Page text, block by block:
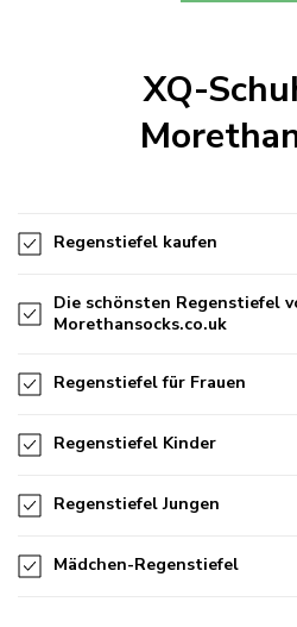
XQ-
Regenstiefel kaufen
Die schönsten Regenstiefel
Morethansocks.co.uk
Regenstiefel für Frauen
Regenstiefel Kinder
Regenstiefel Jungen
Mädchen-Regenstiefel